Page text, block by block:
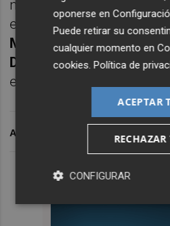
nacional, algo que es
el próximo año puesto
Mateu Alemany en una
Deportivaconfía en que
el próximo año un
ARCHIVADO EN
oponerse en
Puede retirar su
cualquier momento en
cookies.Política de
ACEPTAR
CONFIGURAR